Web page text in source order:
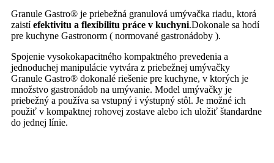
Granule Gastro® je priebežná granulová umývačka riadu, ktorá
zaistíefektivitu a flexibilitu práce v kuchyni.Dokonale sa hodí
pre kuchyne Gastronorm ( normované gastronádoby ).
Spojenie vysokokapacitného kompaktného prevedenia a
jednoduchej manipulácie vytvára z priebežnej umývačky
Granule Gastro® dokonalé riešenie pre kuchyne, v ktorých je
množstvo gastronádob na umývanie. Model umývačky je
priebežný a používa sa vstupný i výstupný stôl. Je možné ich
použiť v kompaktnej rohovej zostave alebo ich uložiť štandardne
do jednej línie.